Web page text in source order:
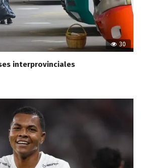
30
interprovinciales